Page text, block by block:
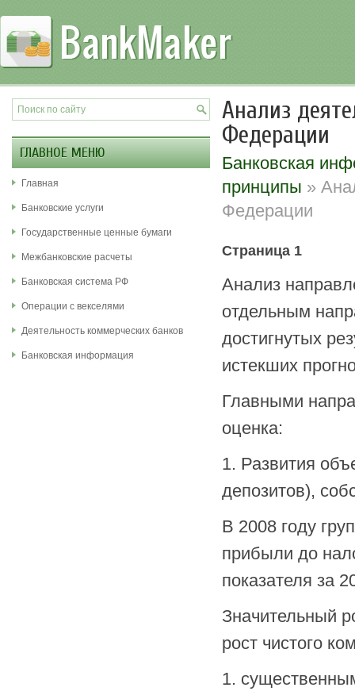
Анализ
Федерации
Банковская
принципы »
Федерации
Страница 1
Анализ
отдельным
достигнутых
истекших
Главными
оценка:
1. Развития
депозитов),
В 2008 году
прибыли до
показателя за
Значительный
рост чистого
1.
ГЛАВНОЕ МЕНЮ
Главная
Банковские услуги
Государственные ценные бумаги
Межбанковские расчеты
Банковская система РФ
Операции с векселями
Деятельность коммерческих банков
Банковская информация